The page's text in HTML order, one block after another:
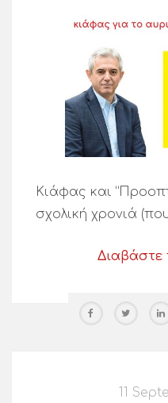
Κιάφας και
σχολική χρονιά
Διαβάστε
11